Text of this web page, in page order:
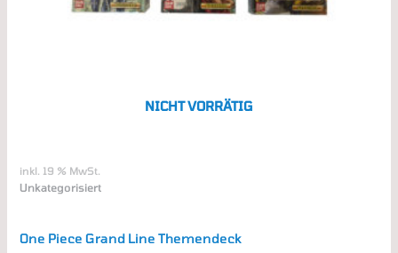
NICHT VORRÄTIG
inkl. 19 % MwSt.
Unkategorisiert
One Piece Grand Line Themendeck